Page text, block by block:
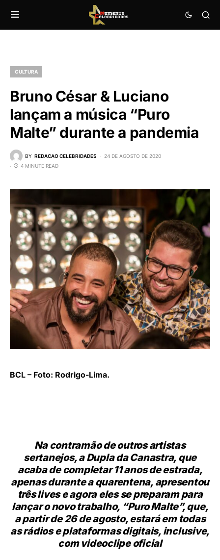
CULTURA
Bruno César & Luciano
lançam a música “Puro
Malte” durante a pandemia
BY REDACAO CELEBRIDADES
24 DE AGOSTO DE 2020
4 MINUTE READ
BCL – Foto: Rodrigo-Lima.
Na contramão de outros artistas
sertanejos, a Dupla da Canastra, que
acaba de completar 11 anos de estrada,
apenas durante a quarentena, apresentou
três lives e agora eles se preparam para
lançar o novo trabalho, “Puro Malte”, que,
a partir de 26 de agosto, estará em todas
as rádios e plataformas digitais, inclusive,
com videoclipe oficial